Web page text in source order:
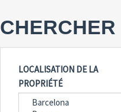
CHERCHER
LOCALISATION DE LA
PROPRIÉTÉ